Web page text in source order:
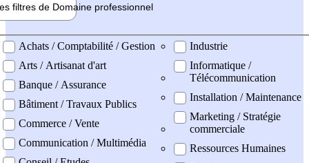
filtres de Domaine professionnel
professionel
Achats / Comptabilité / Gestion
Arts / Artisanat d'art
Banque / Assurance
Bâtiment / Travaux Publics
Commerce / Vente
Communication / Multimédia
Industrie
Informatique /
Télécommunication
Installation / Maintenance
Marketing / Stratégie
commerciale
Ressources Humaines